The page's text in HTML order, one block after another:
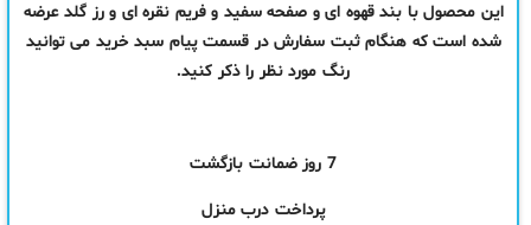
این محصول با بند قهوه ای و صفحه سفید و فریم نقره ای و رز گلد عرضه
شده است که هنگام ثبت سفارش در قسمت پیام سبد خرید می توانید
رنگ مورد نظر را ذکر کنید.
7 روز ضمانت بازگشت
پرداخت درب منزل